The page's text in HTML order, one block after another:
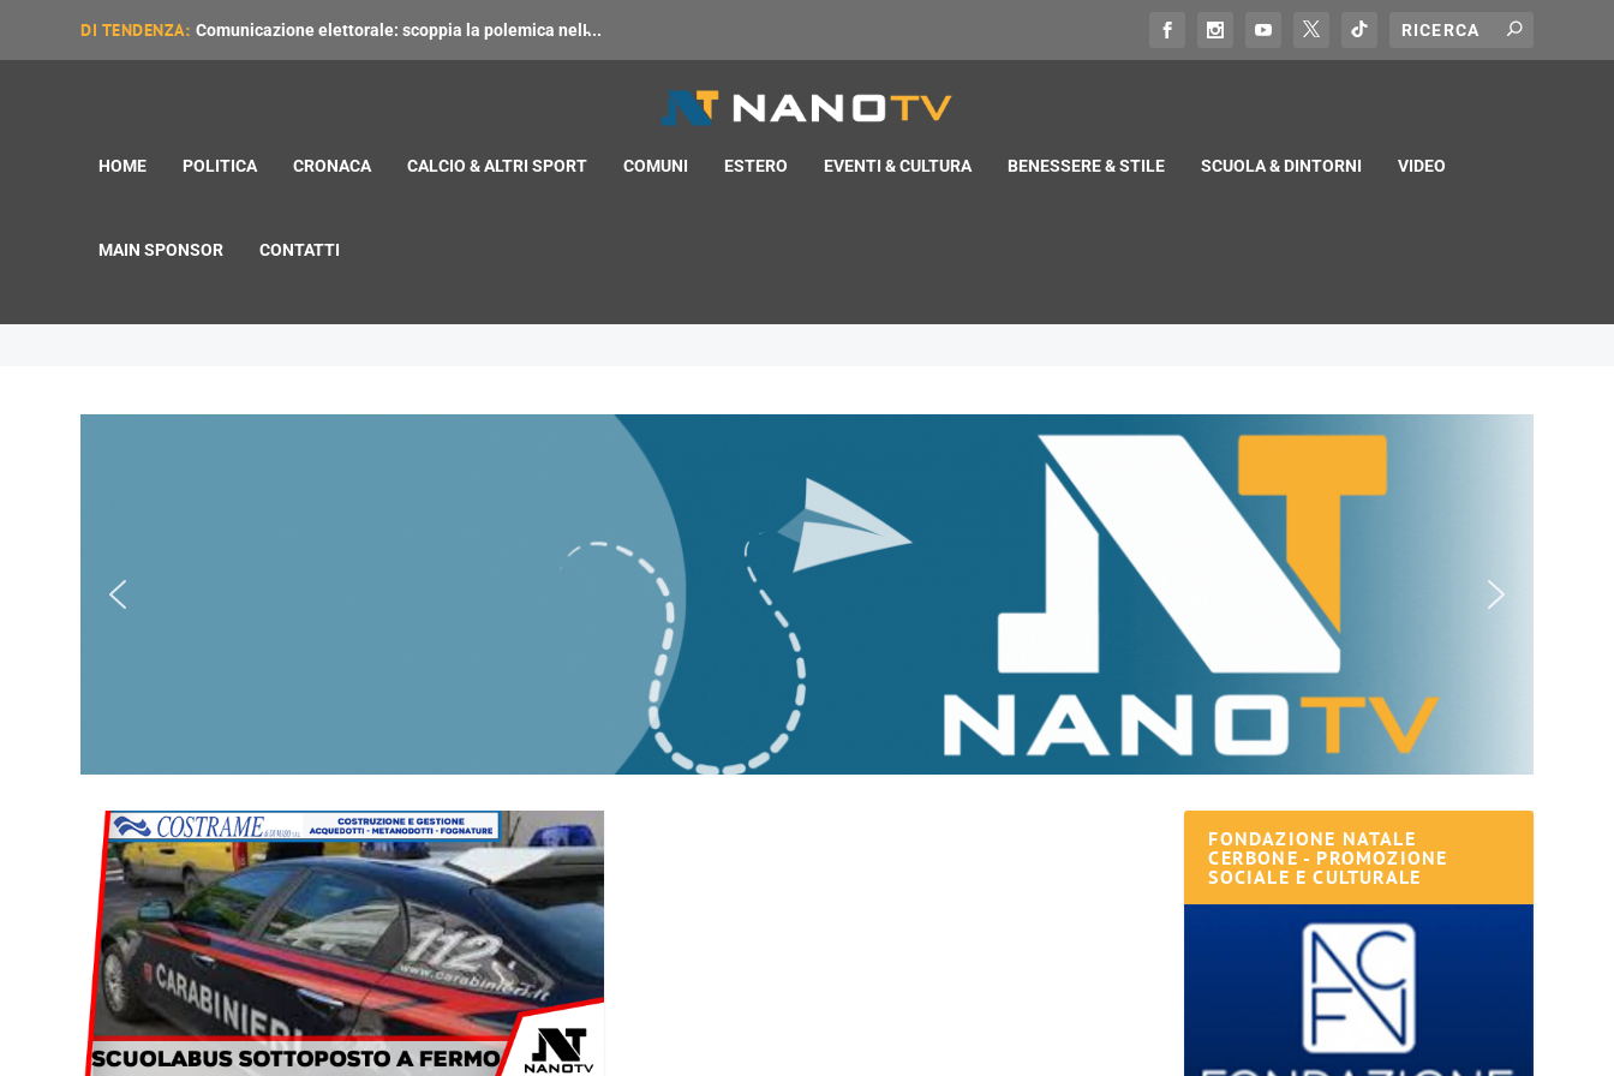
DI TENDENZA: Comunicazione elettorale: scoppia la polemica nell̵...
HOME POLITICA CRONACA CALCIO & ALTRI SPORT COMUNI ESTERO EVENTI & CULTURA BENESSERE & STILE SCUOLA & DINTORNI VIDEO
MAIN SPONSOR CONTATTI
FONDAZIONE NATALE
CERBONE - PROMOZIONE
SOCIALE E CULTURALE